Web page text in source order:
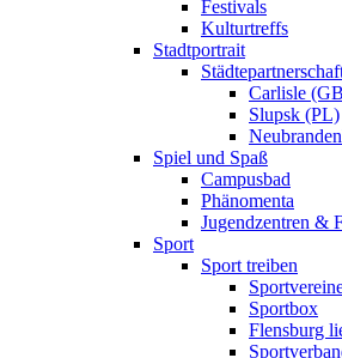
Festivals
Kulturtreffs
Stadtportrait
Carlisle
Slupsk (PL)
Spiel und Spaß
Campusbad
Phänomenta
Jugendzentren &
Sport
Sport treiben
Sportbox
Flensburg